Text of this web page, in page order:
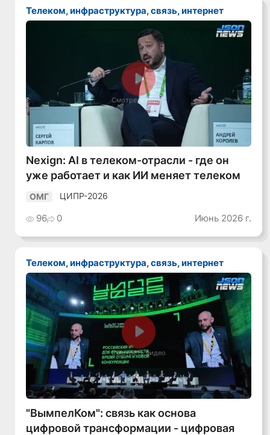
Телеком, инфраструктура, связь, интернет
Смотреть видео
Nexign: AI в телеком-отрасли - где он
уже работает и как ИИ меняет телеком
ОМГ ЦИПР-2026
96 0 Июнь 2026 г.
Телеком, инфраструктура, связь, интернет
Смотреть видео
"ВымпелКом": связь как основа
цифровой трансформации - цифровая